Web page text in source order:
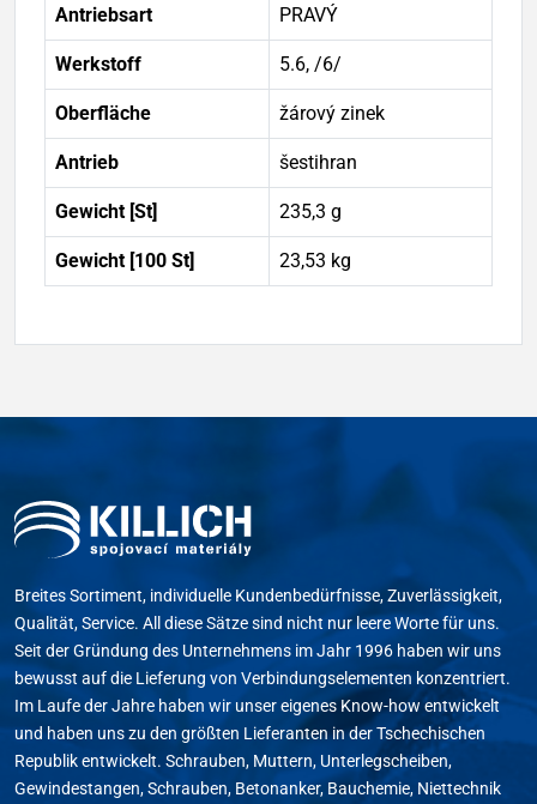
Antriebsart PRAVÝ
Werkstoff 5.6, /6/
Oberfläche žárový zinek
Antrieb šestihran
Gewicht [St] 235,3 g
Gewicht [100 St] 23,53 kg
Breites Sortiment, individuelle Kundenbedürfnisse, Zuverlässigkeit,
Qualität, Service. All diese Sätze sind nicht nur leere Worte für uns.
Seit der Gründung des Unternehmens im Jahr 1996 haben wir uns
bewusst auf die Lieferung von Verbindungselementen konzentriert.
Im Laufe der Jahre haben wir unser eigenes Know-how entwickelt
und haben uns zu den größten Lieferanten in der Tschechischen
Republik entwickelt. Schrauben, Muttern, Unterlegscheiben,
Gewindestangen, Schrauben, Betonanker, Bauchemie, Niettechnik